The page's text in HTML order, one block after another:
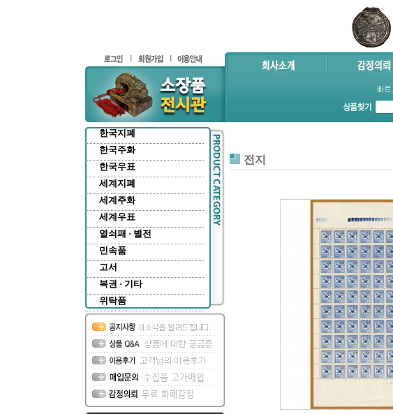
한국지폐
한국주화
한국우표
세계지폐
세계주화
세계우표
열쇠패 · 별전
민속품
고서
복권 · 기타
위탁품
전지